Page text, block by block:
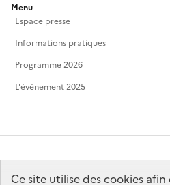
Ce site utilise des cookies
Menu
Espace presse
Informations pratiques
Programme 2026
L'événement 2025
MINISTÈRE